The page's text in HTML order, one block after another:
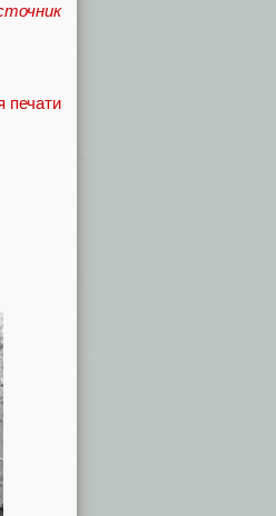
печати